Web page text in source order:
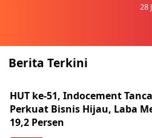
28
Berita Terkini
HUT ke-51, Indocement
Perkuat Bisnis Hijau, Laba
19,2 Persen